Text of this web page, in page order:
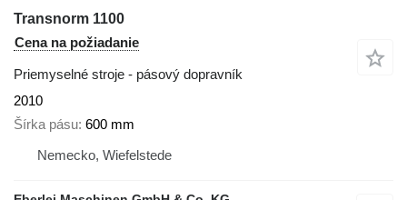
Transnorm 1100
Cena na požiadanie
Priemyselné stroje - pásový dopravník
2010
Šírka pásu 600 mm
Nemecko, Wiefelstede